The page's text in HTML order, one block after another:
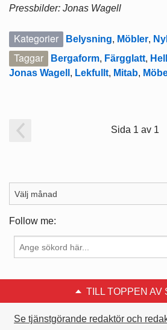
Pressbilder: Jonas Wagell
Kategorier Belysning, Möbler,
Taggar Bergaform, Färgglatt,
Jonas Wagell , Lekfullt, Mitab,
Sida 1 av 1
Follow me:
TILL TOPPEN AV
Se tjänstgörande redaktör och